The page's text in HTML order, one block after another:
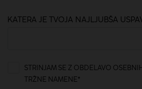
KATERA JE TVOJA NAJLJUBŠA
STRINJAM SE Z OBDELAVO
TRŽNE NAMENE*